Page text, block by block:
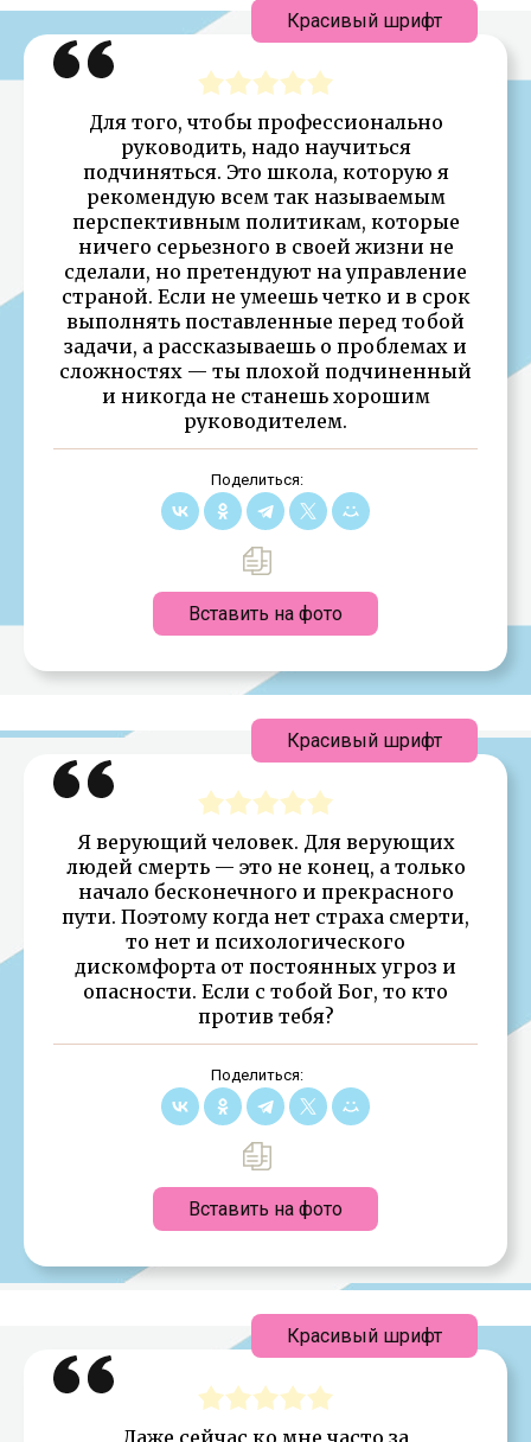
Для того, чтобы профессионально
руководить, надо научиться
подчиняться. Это школа, которую я
рекомендую всем так называемым
перспективным политикам, которые
ничего серьезного в своей жизни не
сделали, но претендуют на управление
страной. Если не умеешь четко и в срок
выполнять поставленные перед тобой
задачи, а рассказываешь о проблемах и
сложностях — ты плохой подчиненный
и никогда не станешь хорошим
руководителем.
Поделиться:
Вставить на фото
Красивый шрифт
Я верующий человек. Для верующих
людей смерть — это не конец, а только
начало бесконечного и прекрасного
пути. Поэтому когда нет страха смерти,
то нет и психологического
дискомфорта от постоянных угроз и
опасности. Если с тобой Бог, то кто
против тебя?
Поделиться:
Вставить на фото
Красивый шрифт
Даже сейчас ко мне часто за
Красивый шрифт